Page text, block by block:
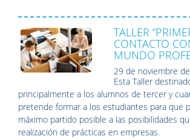
TALLER
CONTACTO
MUNDO
29 de noviembre
Esta Taller
principalmente a los alumnos de tercer y
pretende formar a los estudiantes para que
máximo partido posible a las posibilidades
realización de prácticas en empresas.